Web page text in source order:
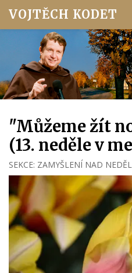
VOJTĚCH KODET
"Můžeme žít
(13. neděle v
SEKCE: ZAMYŠLENÍ NAD